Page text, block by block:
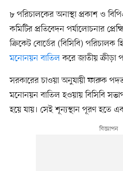
৮ পরিচালকের অনাস্থা প্রকাশ ও
কমিটির প্রতিবেদন পর্যালোচনার
ক্রিকেট বোর্ডের (বিসিবি)
মনোনয়ন বাতিলকরে জাতীয় ক্রীড়া
সরকারের চাওয়া অনুযায়ী ফারুক
মনোনয়ন বাতিল হওয়ায় বিসিবি
হয়ে যায়। সেই শূন্যস্থান পূরণ হতে